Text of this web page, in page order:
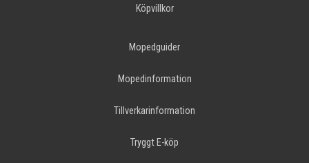
Köpvillkor
Mopedguider
Mopedinformation
Tillverkarinformation
Tryggt E-köp